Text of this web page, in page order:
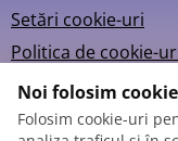
Setări cookie-uri
Politica de cookie-
Noi folosim
Folosim cookie-uri